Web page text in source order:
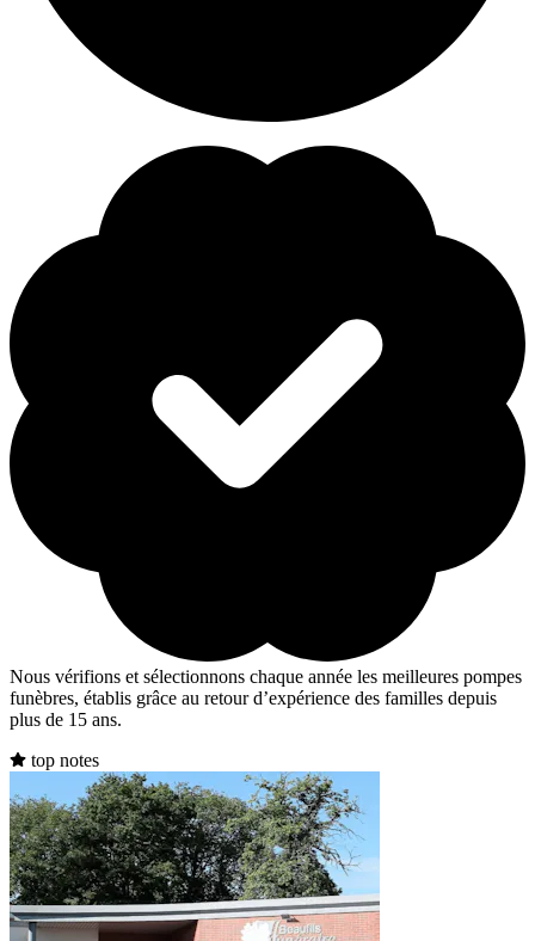
Nous vérifions et sélectionnons chaque année les meilleures pompes
funèbres, établis grâce au retour d’expérience des familles depuis
plus de 15 ans.
top notes